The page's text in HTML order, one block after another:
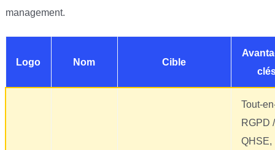
management.
Logo Nom Cible
Tout-
RGPD /
QHSE,